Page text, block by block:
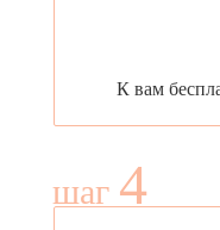
К вам
шаг 4